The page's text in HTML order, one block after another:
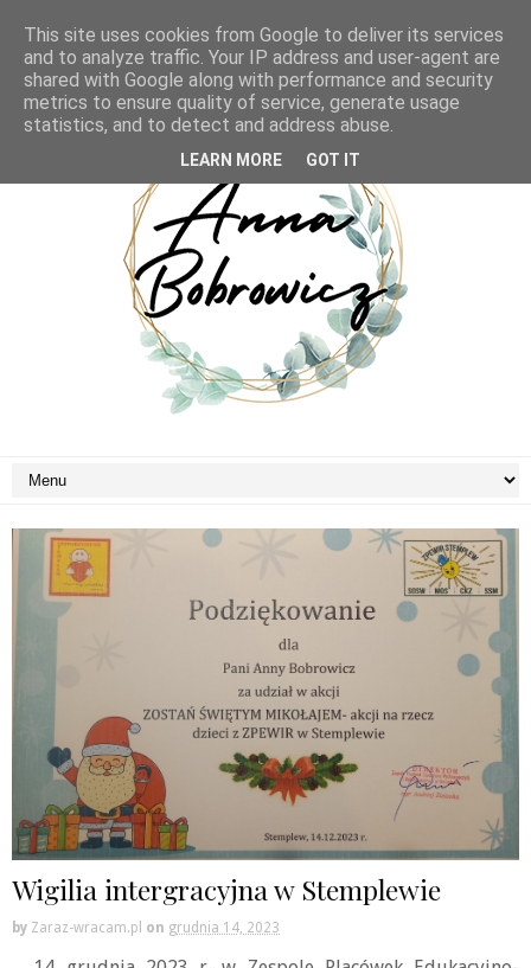
Wigilia intergracyjna w Stemplewie
by Zaraz-wracam.pl on grudnia 14, 2023
This site uses cookies from Google to deliver its services
and to analyze traffic. Your IP address and user-agent are
shared with Google along with performance and security
metrics to ensure quality of service, generate usage
statistics, and to detect and address abuse.
LEARN MORE GOT IT